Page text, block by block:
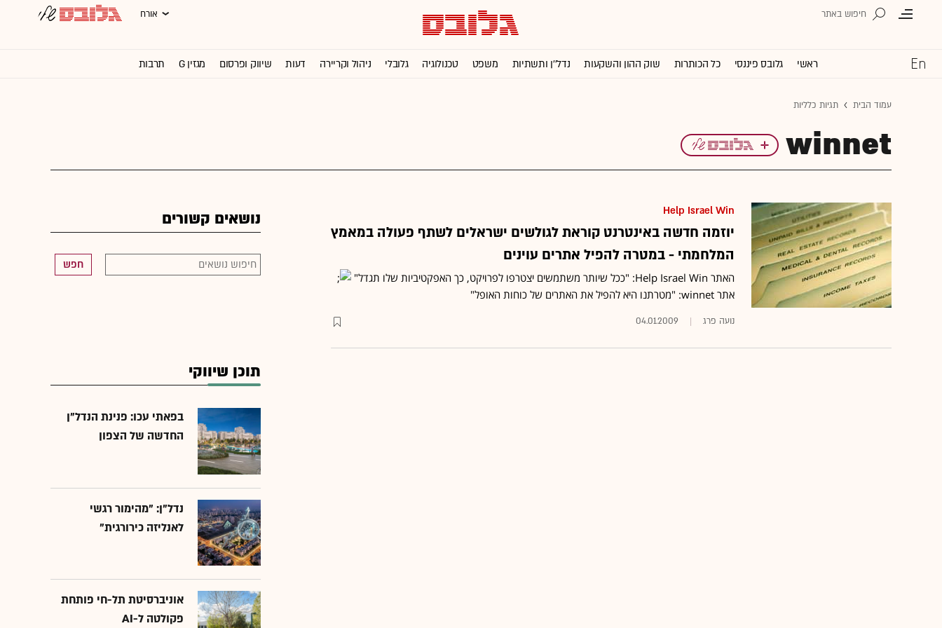
אורח
ראשי גלובס פיננסי כל הכותרות שוק ההון והשקעות נדל''ן ותשתיות משפט טכנולוגיה גלובלי ניהול וקריירה דעות שיווק ופרסום מגזין G תרבות
עמוד הבית תגיות כלליות
winnet
Help Israel Win
יוזמה חדשה באינטרנט קוראת לגולשים ישראלים לשתף פעולה במאמץ
המלחמתי - במטרה להפיל אתרים עוינים
האתר Help Israel Win: "ככל שיותר משתמשים יצטרפו לפרויקט, כך האפקטיביות שלו תגדל"
אתר winnet: "מטרתנו היא להפיל את האתרים של כוחות האופל"
נועה פרג 04.01.2009
נושאים קשורים
חפש
תוכן שיווקי
בפאתי עכו: פנינת הנדל"ן
החדשה של הצפון
נדל"ן: "מהימור רגשי
לאנליזה כירורגית"
אוניברסיטת תל-חי פותחת
פקולטה ל-AI